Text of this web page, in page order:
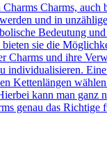
Charms, auch
und in
Bedeutung
sie die
Charms und ihre
Kettenlängen
kann man
genau das